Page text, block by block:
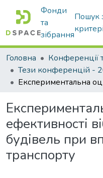
Фонди
та
зібрання
Пошук
Головна
Тези конференцій -
ефективності
будівель при
транспорту